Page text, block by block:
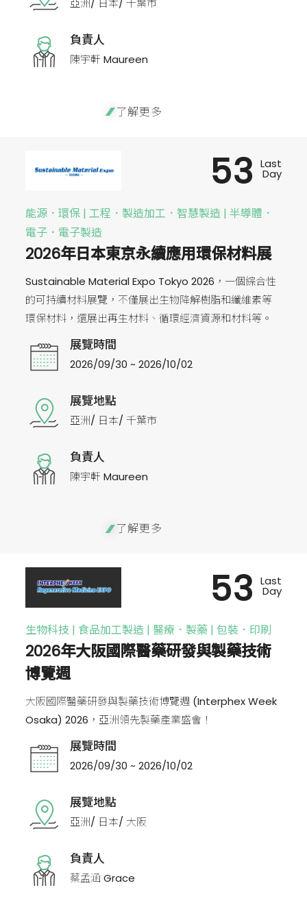
亞洲/ 日本/ 千葉市
負責人
陳宇軒 Maureen
了解更多
能源．環保 | 工程．製造加工．智慧製造 | 半導體．
電子．電子製造
2026年日本東京永續應用環保材料展
Sustainable Material Expo Tokyo 2026，一個綜合性
的可持續材料展覽，不僅展出生物降解樹脂和纖維素等
環保材料，還展出再生材料、循環經濟資源和材料等。
展覽時間
2026/09/30 ~ 2026/10/02
展覽地點
亞洲/ 日本/ 千葉市
負責人
陳宇軒 Maureen
53 Last
Day
了解更多
生物科技 | 食品加工製造 | 醫療．製藥 | 包裝．印刷
2026年大阪國際醫藥研發與製藥技術
博覽週
大阪國際醫藥研發與製藥技術博覽週 (Interphex Week
Osaka) 2026，亞洲領先製藥產業盛會！
展覽時間
2026/09/30 ~ 2026/10/02
展覽地點
亞洲/ 日本/ 大阪
負責人
蔡孟涵 Grace
53 Last
Day